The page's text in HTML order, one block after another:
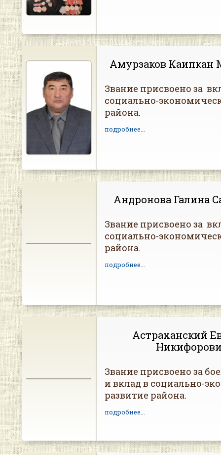
Амурзаков Каипкан
Звание присвоено за
социально-
района.
подробнее...
Андронова Галина
Звание присвоено за
социально-
района.
подробнее...
Астраханский
Звание присвоено за
и вклад в социально-
развитие района.
подробнее...